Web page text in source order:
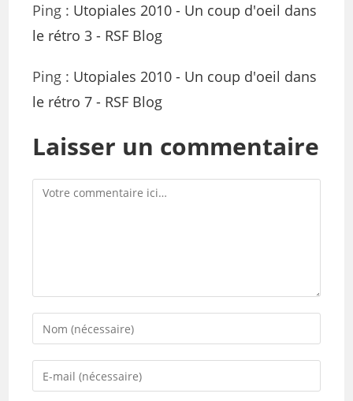
Ping : Utopiales 2010 - Un coup d'oeil dans
le rétro 3 - RSF Blog
Ping : Utopiales 2010 - Un coup d'oeil dans
le rétro 7 - RSF Blog
Laisser un commentaire